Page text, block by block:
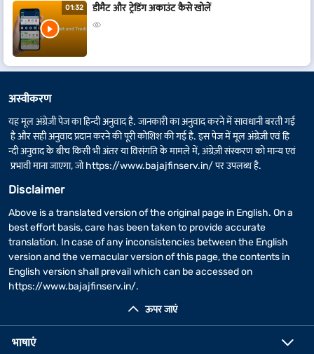
01:32 डीमैट और ट्रेडिंग अकाउंट कैसे खोलें
ऊपर जाएं
अस्वीकरण
यह मूल अंग्रेज़ी पेज का हिन्दी अनुवाद है. जानकारी का अनुवाद करने में सावधानी बरती गई
है और सही अनुवाद प्रदान करने की पूरी कोशिश की गई है. इस पेज में मूल अंग्रेज़ी एवं हि
न्दी अनुवाद के बीच किसी भी अंतर या विसंगति के मामले में, अंग्रेज़ी संस्करण को मान्य एवं
प्रभावी माना जाएगा, जोhttps://www.bajajfinserv.in/पर उपलब्ध है.
Disclaimer
Above is a translated version of the original page in English. On a
best effort basis, care has been taken to provide accurate
translation. In case of any inconsistencies between the English
version and the vernacular version of this page, the contents in
English version shall prevail which can be accessed on
https://www.bajajfinserv.in/.
भाषाएं